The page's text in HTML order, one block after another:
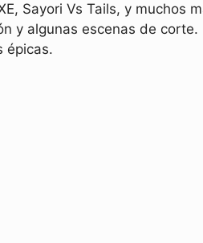
Sayori Vs Tails, y muchos
algunas escenas de
épicas.